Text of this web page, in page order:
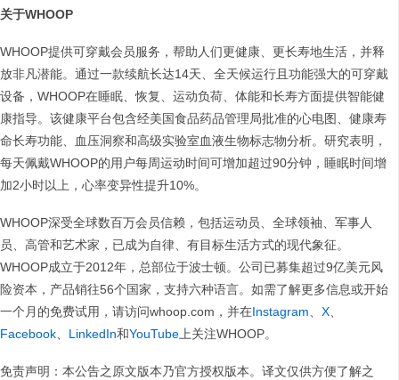
关于WHOOP
WHOOP提供可穿戴会员服务，帮助人们更健康、更长寿地生活，并释
放非凡潜能。通过一款续航长达14天、全天候运行且功能强大的可穿戴
设备，WHOOP在睡眠、恢复、运动负荷、体能和长寿方面提供智能健
康指导。该健康平台包含经美国食品药品管理局批准的心电图、健康寿
命长寿功能、血压洞察和高级实验室血液生物标志物分析。研究表明，
每天佩戴WHOOP的用户每周运动时间可增加超过90分钟，睡眠时间增
加2小时以上，心率变异性提升10%。
WHOOP深受全球数百万会员信赖，包括运动员、全球领袖、军事人
员、高管和艺术家，已成为自律、有目标生活方式的现代象征。
WHOOP成立于2012年，总部位于波士顿。公司已募集超过9亿美元风
险资本，产品销往56个国家，支持六种语言。如需了解更多信息或开始
一个月的免费试用，请访问whoop.com，并在Instagram、 X、
Facebook、 LinkedIn和YouTube上关注WHOOP。
免责声明：本公告之原文版本乃官方授权版本。译文仅供方便了解之